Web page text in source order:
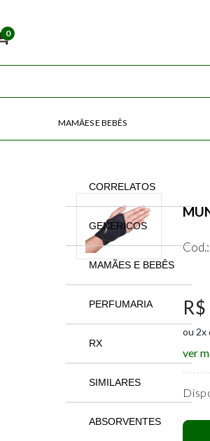
0
MAMÃES E BEBÊS
CORRELATOS
GENERICOS
MAMÃES E BEBÊS
PERFUMARIA
RX
SIMILARES
ABSORVENTES
ou 2x
ver